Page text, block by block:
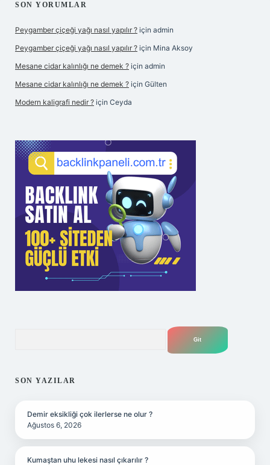
SIDEBAR
SON YORUMLAR
Peygamber çiçeği yağı nasıl yapılır ? için admin
Peygamber çiçeği yağı nasıl yapılır ? için Mina Aksoy
Mesane cidar kalınlığı ne demek ? için admin
Mesane cidar kalınlığı ne demek ? için Gülten
Modern kaligrafi nedir ? için Ceyda
SON YAZILAR
Demir eksikliği çok ilerlerse ne olur ?
Ağustos 6, 2026
Kumaştan uhu lekesi nasıl çıkarılır ?